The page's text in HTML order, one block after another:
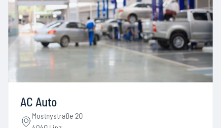
AC Auto
Mostnystraße 20